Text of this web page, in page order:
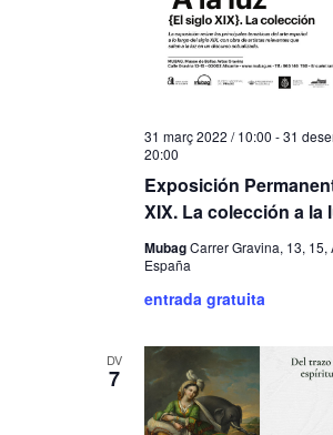
Exposición
XIX. La colección a la
31 març 2022 / 10:00 -31
20:00
MubagCarrer Gravina, 13, 15,
España
entrada gratuita
DV
7